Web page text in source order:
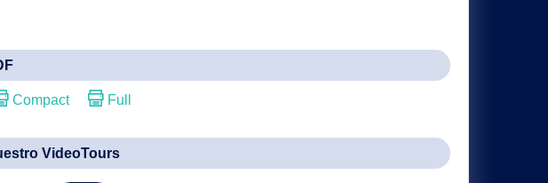
Compact Full
VideoTours